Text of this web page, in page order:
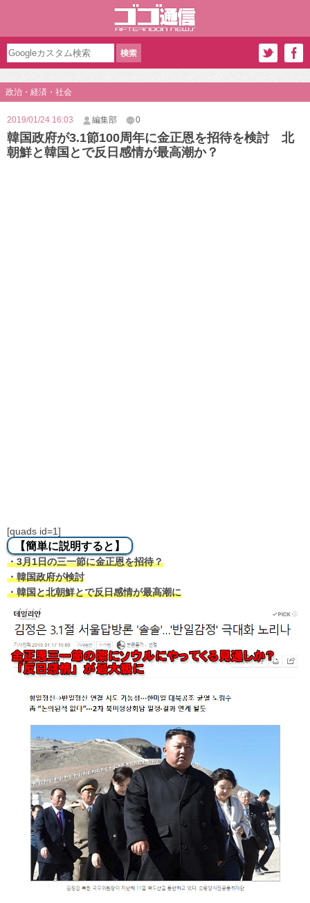
政治・経済・社会
2019/01/24 16:03 編集部 0
韓国政府が3.1節100周年に金正恩を招待を検討 北
朝鮮と韓国とで反日感情が最高潮か？
[quads id=1]
【簡単に説明すると】
・3月1日の三一節に金正恩を招待？
・韓国政府が検討
・韓国と北朝鮮とで反日感情が最高潮に